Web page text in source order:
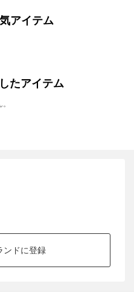
アイテム
たアイテム
ンドに登録